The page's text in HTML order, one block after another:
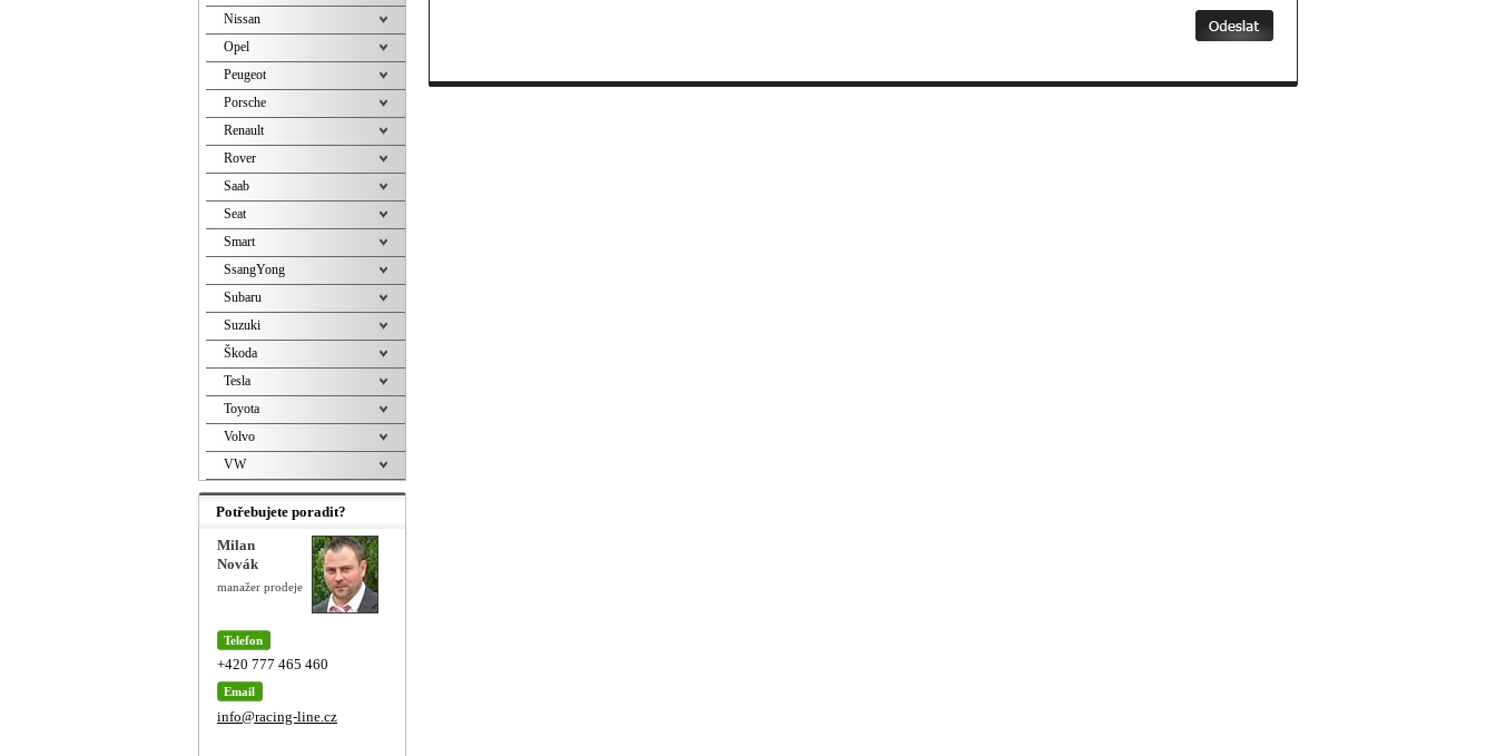
Nissan
Opel
Peugeot
Porsche
Renault
Rover
Saab
Seat
Smart
SsangYong
Subaru
Suzuki
Škoda
Tesla
Toyota
Volvo
VW
Potřebujete poradit?
Milan
Novák
manažer prodeje
Telefon
+420 777 465 460
Email
info@racing-line.cz